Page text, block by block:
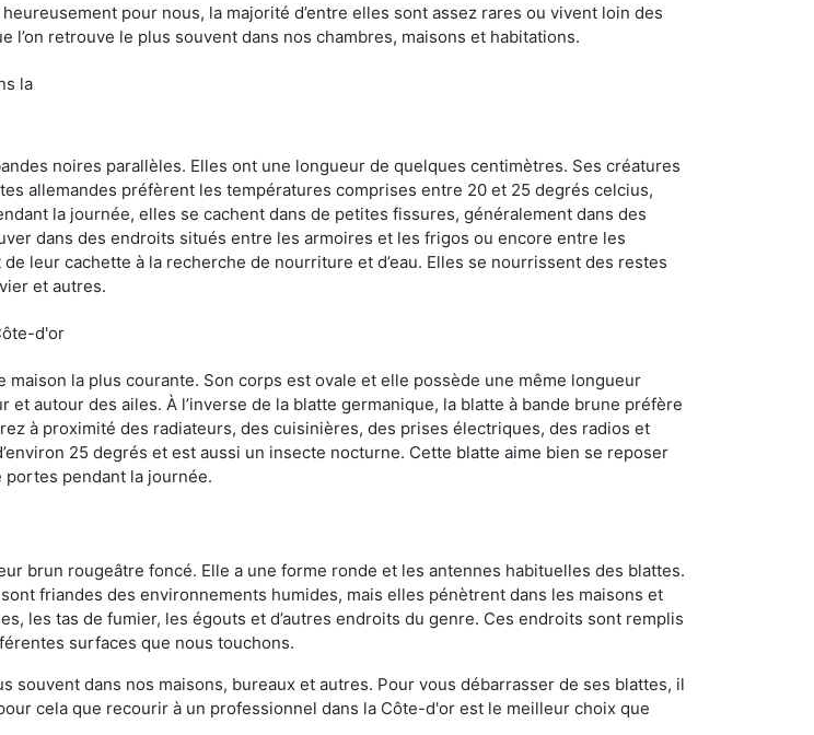
pour nous, la majorité d’entre elles sont assez rares ou vivent loin des
retrouve le plus souvent dans nos chambres, maisons et habitations.
la
noires parallèles. Elles ont une longueur de quelques centimètres. Ses créatures
allemandes préfèrent les températures comprises entre 20 et 25 degrés celcius,
la journée, elles se cachent dans de petites fissures, généralement dans des
dans des endroits situés entre les armoires et les frigos ou encore entre les
leur cachette à la recherche de nourriture et d’eau. Elles se nourrissent des restes
et autres.
d'or
la plus courante. Son corps est ovale et elle possède une même longueur
et autour des ailes. À l’inverse de la blatte germanique, la blatte à bande brune préfère
à proximité des radiateurs, des cuisinières, des prises électriques, des radios et
25 degrés et est aussi un insecte nocturne. Cette blatte aime bien se reposer
pendant la journée.
brun rougeâtre foncé. Elle a une forme ronde et les antennes habituelles des blattes.
friandes des environnements humides, mais elles pénètrent dans les maisons et
les tas de fumier, les égouts et d’autres endroits du genre. Ces endroits sont remplis
surfaces que nous touchons.
dans nos maisons, bureaux et autres. Pour vous débarrasser de ses blattes, il
cela que recourir à un professionnel dans la Côte-d'or est le meilleur choix que